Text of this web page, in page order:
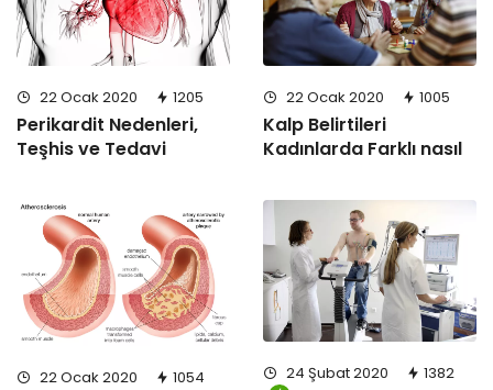
22 Ocak 2020 1205
Perikardit Nedenleri,
Teşhis ve Tedavi
22 Ocak 2020 1005
Kalp Belirtileri
Kadınlarda Farklı nasıl
22 Ocak 2020 1054 24 Şubat 2020 1382